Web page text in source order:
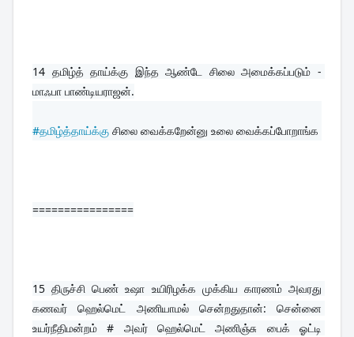
14 தமிழ்த் தாய்க்கு இந்த ஆண்டே சிலை அமைக்கப்படும் -
மாஃபா பாண்டியராஜன்.
#தமிழ்த்தாய்க்கு சிலை வைக்கறேன்னு உலை வைக்கப்போறாங்க
================
15 திருச்சி பெண் உஷா உயிரிழக்க முக்கிய காரணம் அவரது
கணவர் ஹெல்மெட் அணியாமல் சென்றதுதான்: சென்னை
உயர்நீதிமன்றம் # அவர் ஹெல்மெட் அணிஞ்சு பைக் ஓட்டி